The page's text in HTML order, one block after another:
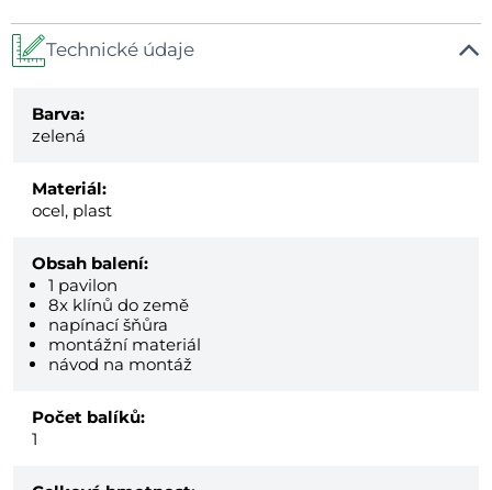
Technické údaje
Barva:
zelená
Materiál:
ocel, plast
Obsah balení:
1 pavilon
8x klínů do země
napínací šňůra
montážní materiál
návod na montáž
Počet balíků:
1